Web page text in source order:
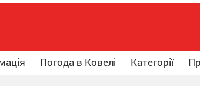
Погода в Ковелі Категорії